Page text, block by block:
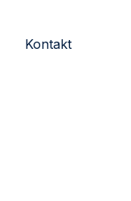
Kontakt